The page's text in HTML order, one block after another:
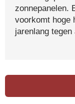
zonnepanelen.
voorkomt hoge
jarenlang